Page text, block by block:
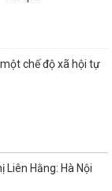
một chế độ xã hội tự
Liên Hằng: Hà Nội